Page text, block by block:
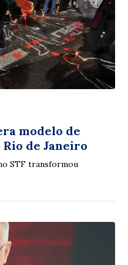
modelo de
de Janeiro
STF transformou